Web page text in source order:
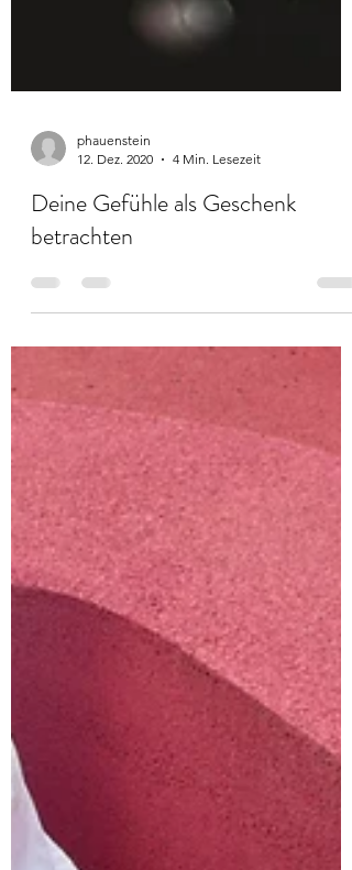
phauenstein
betrachten